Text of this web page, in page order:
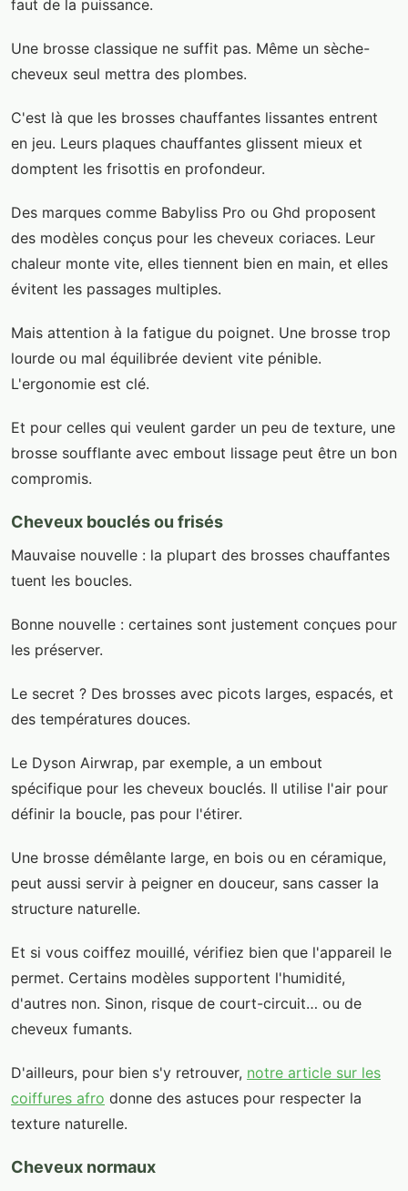
faut de la puissance.
Une brosse classique ne suffit pas. Même un sèche-
cheveux seul mettra des plombes.
C'est là que les brosses chauffantes lissantes entrent
en jeu. Leurs plaques chauffantes glissent mieux et
domptent les frisottis en profondeur.
Des marques comme Babyliss Pro ou Ghd proposent
des modèles conçus pour les cheveux coriaces. Leur
chaleur monte vite, elles tiennent bien en main, et elles
évitent les passages multiples.
Mais attention à la fatigue du poignet. Une brosse trop
lourde ou mal équilibrée devient vite pénible.
L'ergonomie est clé.
Et pour celles qui veulent garder un peu de texture, une
brosse soufflante avec embout lissage peut être un bon
compromis.
Cheveux bouclés ou frisés
Mauvaise nouvelle : la plupart des brosses chauffantes
tuent les boucles.
Bonne nouvelle : certaines sont justement conçues pour
les préserver.
Le secret ? Des brosses avec picots larges, espacés, et
des températures douces.
Le Dyson Airwrap, par exemple, a un embout
spécifique pour les cheveux bouclés. Il utilise l'air pour
définir la boucle, pas pour l'étirer.
Une brosse démêlante large, en bois ou en céramique,
peut aussi servir à peigner en douceur, sans casser la
structure naturelle.
Et si vous coiffez mouillé, vérifiez bien que l'appareil le
permet. Certains modèles supportent l'humidité,
d'autres non. Sinon, risque de court-circuit… ou de
cheveux fumants.
D'ailleurs, pour bien s'y retrouver, notre article sur les
coiffures afro donne des astuces pour respecter la
texture naturelle.
Cheveux normaux